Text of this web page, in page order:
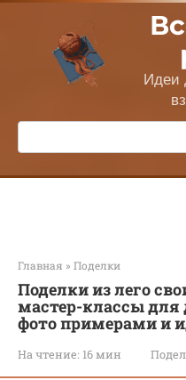
Перейти
контенту
Идеи
Поиск:
Главная » Поделки
Поделки из лего
мастер-классы для
фото примерами и
На чтение: 16 мин